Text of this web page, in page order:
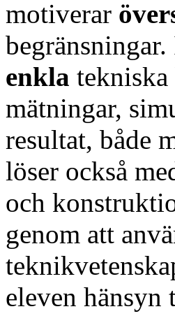
motiverar
enkla
mätningar,
resultat, både
löser också
och
genom att
eleven hänsyn